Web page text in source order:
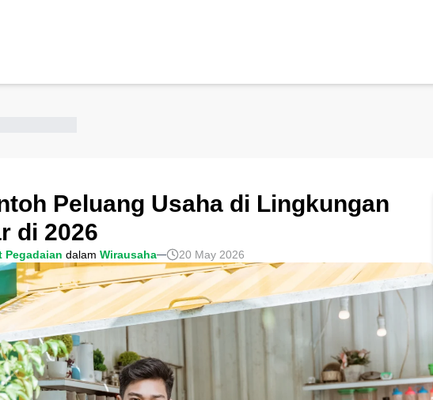
Peluang Usaha di Lingkungan
di 2026
Pegadaian dalam Wirausaha 20 May 2026